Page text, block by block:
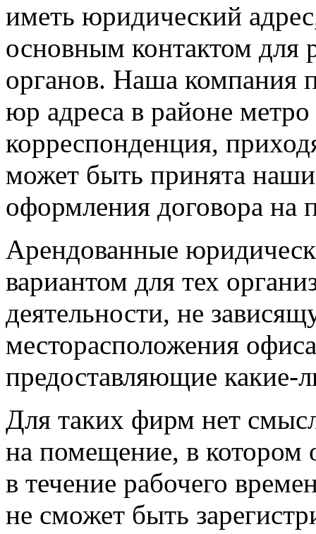
иметь юридический
основным контактом для
органов. Наша компания
юр адреса в районе
корреспонденция,
может быть принята
оформления договора на
Арендованные
вариантом для тех
деятельности, не
месторасположения
предоставляющие какие-
Для таких фирм нет
на помещение, в котором
в течение рабочего
не сможет быть